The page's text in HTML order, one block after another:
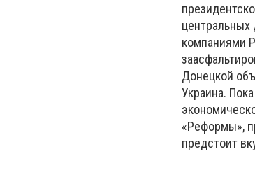
центральных
компаниями
Донецкой
Украина.
«Реформы»,
предстоит